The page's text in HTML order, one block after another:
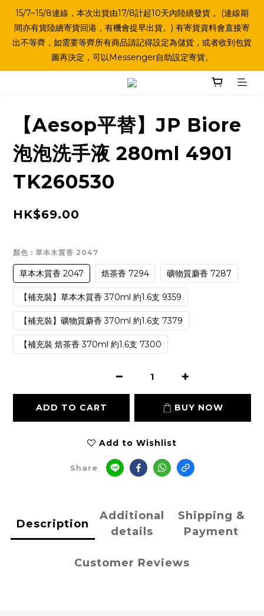
15/7~15/8連線，本次出貨由17/8計起10天內陸續發貨 。(連線期
間亦有貨陸續寄貨回港，有機會提早出貨。) 有寄貨資料會直接寄
出不等齊，如需要等齊所有商品請記得設定為儲貨，或者收到包貨
圖再決定，可以Messenger自助設定寄貨。
【Aesop平替】JP Biore
泡泡洗手液 280ml 4901
TK260530
HK$69.00
顏色 : 草本木質香 2047
草本木質香 2047 焙茶香 7294 礦物質麝香 7287
【補充裝】草本木質香 370ml 約1.6支 9359
【補充裝】礦物質麝香 370ml 約1.6支 7379
【補充裝 焙茶香 370ml 約1.6支 7300
ADD TO CART BUY NOW
Add to Wishlist
Share
Description
Additional
details
Shipping &
Payment
Customer Reviews